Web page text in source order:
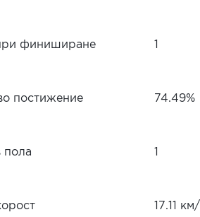
финиширане
постижение 74.49%
пола
17.11